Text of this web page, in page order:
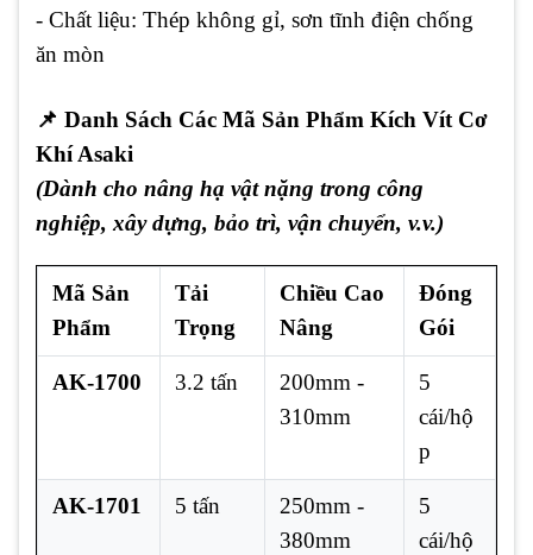
- Chất liệu: Thép không gỉ, sơn tĩnh điện chống
ăn mòn
📌 Danh Sách Các Mã Sản Phẩm Kích Vít Cơ
Khí Asaki
(Dành cho nâng hạ vật nặng trong công
nghiệp, xây dựng, bảo trì, vận chuyển, v.v.)
Mã Sản
Phẩm
Tải
Trọng
Chiều Cao
Nâng
Đóng
Gói
AK-1700 3.2 tấn
200mm -
310mm
5
cái/hộ
p
AK-1701 5 tấn
250mm -
380mm
5
cái/hộ